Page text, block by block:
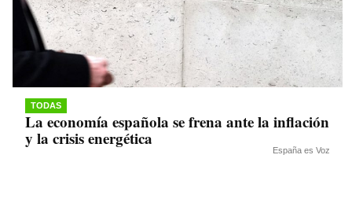
TODAS
La economía española se frena ante la inflación
y la crisis energética
España es Voz